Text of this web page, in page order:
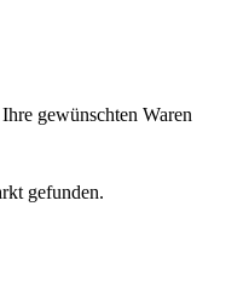
gewünschten Waren
gefunden.